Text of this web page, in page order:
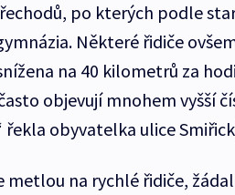
po kterých podle
Některé řidiče
na 40 kilometrů za
objevují mnohem vyšší
řekla obyvatelka ulice
metlou na rychlé řidiče,